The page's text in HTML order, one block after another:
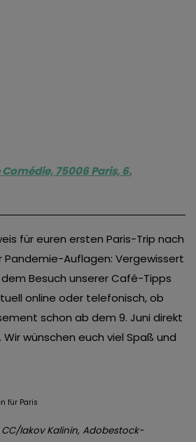
Comédie, 75006 Paris, 6.
für euren ersten Paris-Trip nach
Pandemie-Auflagen: Vergewissert
Besuch unserer Café-Tipps
online oder telefonisch, ob
schon ab dem 9. Juni direkt
wünschen euch viel Spaß und
Iakov Kalinin, Adobestock-